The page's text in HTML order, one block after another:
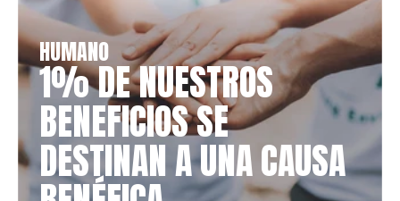
HUMANO
1% DE NUESTROS
BENEFICIOS SE
DESTINAN A UNA CAUSA